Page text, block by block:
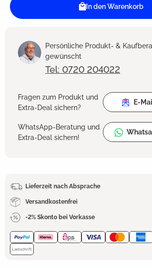
In den Warenkorb
Persönliche Produkt- &
gewünscht
Tel: 0720 204022
Fragen zum Produkt und
Extra-Deal sichern?
E-
WhatsApp-Beratung und
Extra-Deal sichern!
Lieferzeit nach Absprache
Versandkostenfrei
-2% Skonto bei Vorkasse
Lastschrift